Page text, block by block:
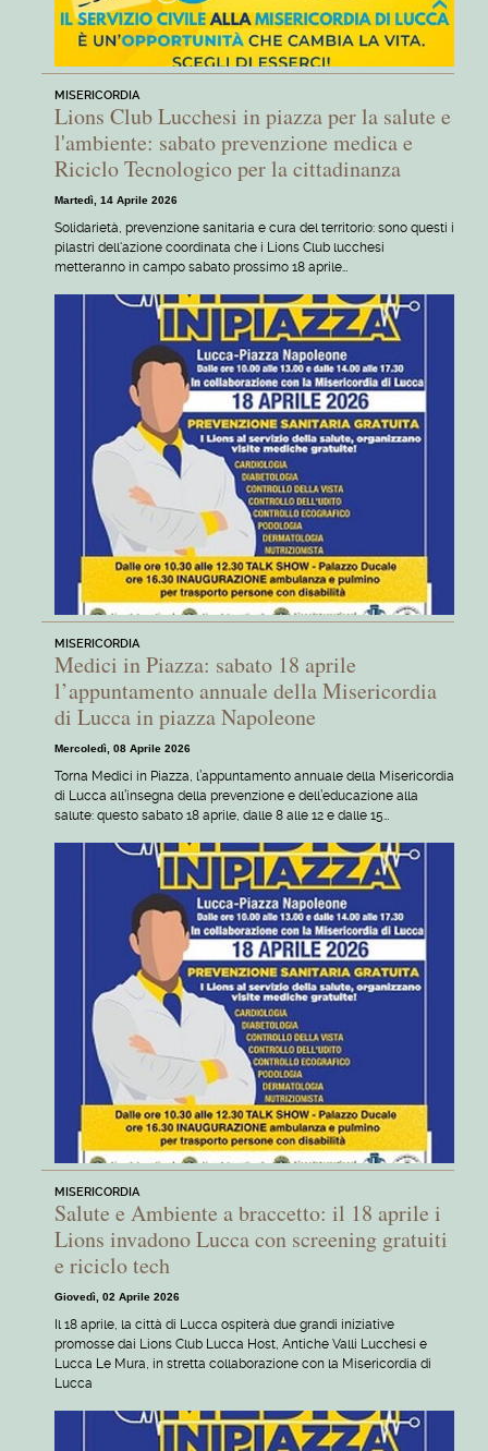
MISERICORDIA
Lions Club Lucchesi in piazza per la salute e
l'ambiente: sabato prevenzione medica e
Riciclo Tecnologico per la cittadinanza
Martedì, 14 Aprile 2026
Solidarietà, prevenzione sanitaria e cura del territorio: sono questi i
pilastri dell'azione coordinata che i Lions Club lucchesi
metteranno in campo sabato prossimo 18 aprile…
MISERICORDIA
Medici in Piazza: sabato 18 aprile
l’appuntamento annuale della Misericordia
di Lucca in piazza Napoleone
Mercoledì, 08 Aprile 2026
Torna Medici in Piazza, l’appuntamento annuale della Misericordia
di Lucca all’insegna della prevenzione e dell’educazione alla
salute: questo sabato 18 aprile, dalle 8 alle 12 e dalle 15…
MISERICORDIA
Salute e Ambiente a braccetto: il 18 aprile i
Lions invadono Lucca con screening gratuiti
e riciclo tech
Giovedì, 02 Aprile 2026
Il 18 aprile, la città di Lucca ospiterà due grandi iniziative
promosse dai Lions Club Lucca Host, Antiche Valli Lucchesi e
Lucca Le Mura, in stretta collaborazione con la Misericordia di
Lucca